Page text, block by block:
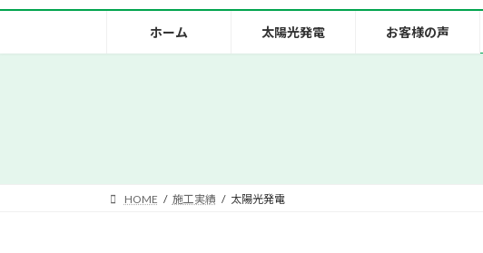
へ
キ
ョ
に
ホーム 太陽光発電 お客様の声
HOME 施工実績 太陽光発電